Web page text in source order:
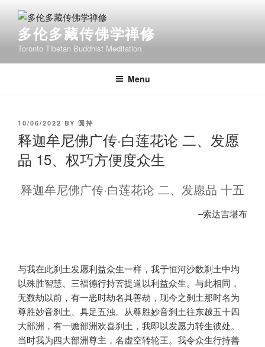
content多伦多藏传佛学禅修
Toronto Tibetan Buddhist Meditation
Menu
POSTED
ON
10/06/2022 BY 圆持
释迦牟尼佛广传·白莲花论 二、发愿
品 15、权巧方便度众生
释迦牟尼佛广传·白莲花论 二、发愿品 十五
–索达吉堪布
与我在此刹土发愿利益众生一样，我于恒河沙数刹土中均
以殊胜智慧、三福德行持菩提道以利益众生。与此相同，
无数劫以前，有一恶时劫名具善劫，现今之刹土那时名为
尊胜妙音刹土、具足五浊。从尊胜妙音刹土往东越五十四
大部洲，有一赡部洲欢喜刹土，我即以发愿力转生彼处。
当时我为四大部洲尊主，名虚空转轮王。我令众生行持善